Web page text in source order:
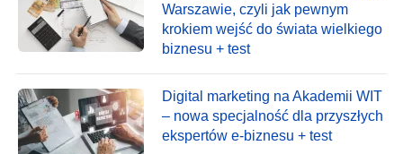
Warszawie, czyli jak pewnym
krokiem wejść do świata wielkiego
biznesu + test
Digital marketing na Akademii WIT
– nowa specjalność dla przyszłych
ekspertów e-biznesu + test